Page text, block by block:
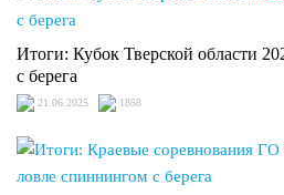
Итоги: Кубок Тверской области
с берега
21.06.2025 1858